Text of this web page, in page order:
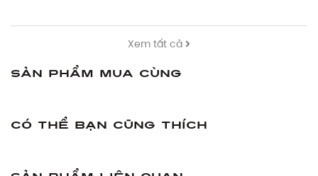
Xem tất cả
Sản phẩm mua cùng
Có thể bạn cũng thích